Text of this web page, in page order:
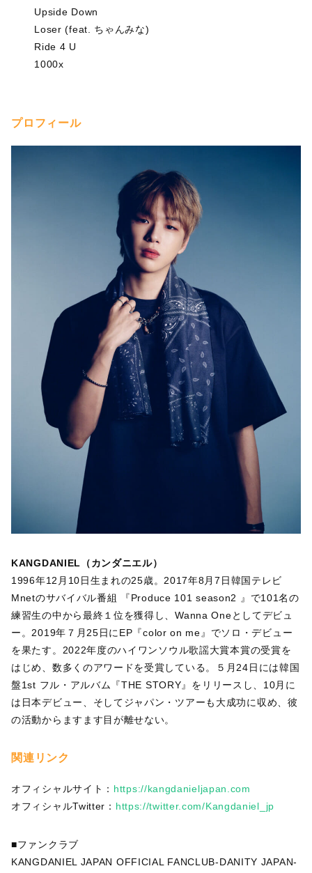
Upside Down
Loser (feat. ちゃんみな)
Ride 4 U
1000x
プロフィール
KANGDANIEL（カンダニエル）
1996年12月10日生まれの25歳。2017年8月7日韓国テレビ
Mnetのサバイバル番組 『Produce 101 season2 』で101名の
練習生の中から最終１位を獲得し、Wanna Oneとしてデビュ
ー。2019年７月25日にEP『color on me』でソロ・デビュー
を果たす。2022年度のハイワンソウル歌謡大賞本賞の受賞を
はじめ、数多くのアワードを受賞している。５月24日には韓国
盤1st フル・アルバム『THE STORY』をリリースし、10月に
は日本デビュー、そしてジャパン・ツアーも大成功に収め、彼
の活動からますます目が離せない。
関連リンク
オフィシャルサイト： https://kangdanieljapan.com
オフィシャルTwitter： https://twitter.com/Kangdaniel_jp
■ファンクラブ
KANGDANIEL JAPAN OFFICIAL FANCLUB-DANITY JAPAN-